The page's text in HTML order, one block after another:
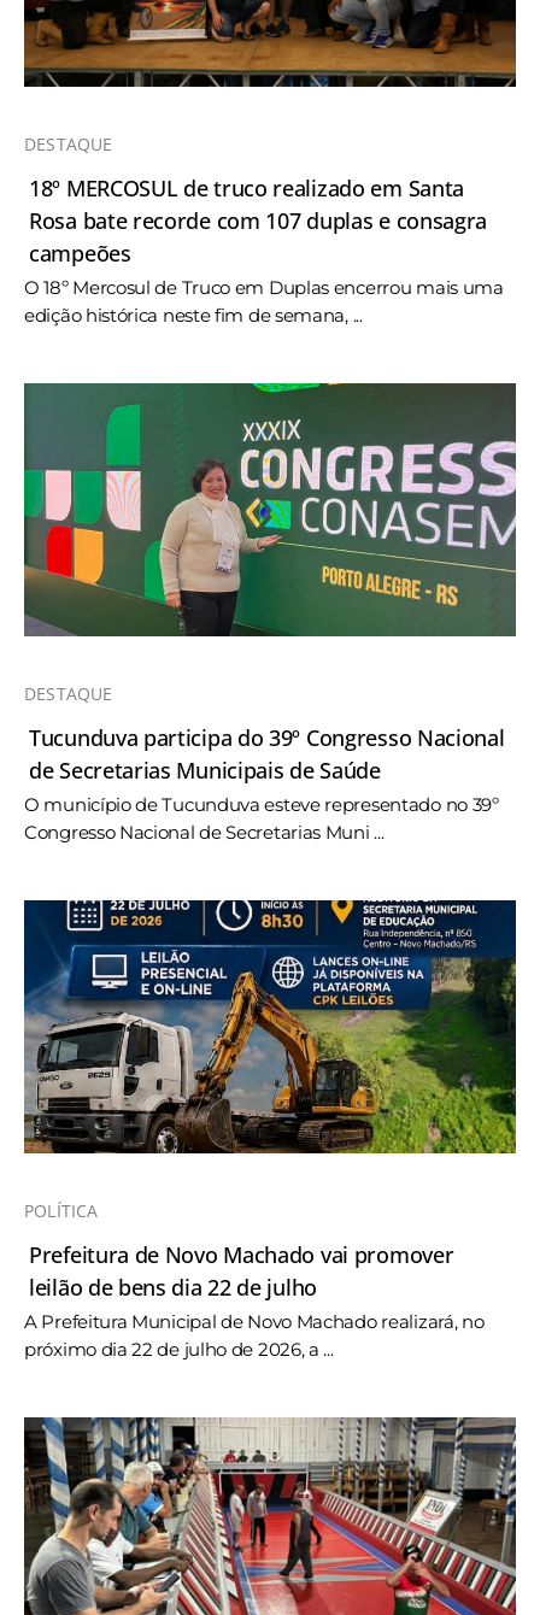
DESTAQUE
18º MERCOSUL de truco realizado em Santa
Rosa bate recorde com 107 duplas e consagra
campeões
O 18º Mercosul de Truco em Duplas encerrou mais uma
edição histórica neste fim de semana, ...
DESTAQUE
Tucunduva participa do 39º Congresso Nacional
de Secretarias Municipais de Saúde
O município de Tucunduva esteve representado no 39º
Congresso Nacional de Secretarias Muni ...
POLÍTICA
Prefeitura de Novo Machado vai promover
leilão de bens dia 22 de julho
A Prefeitura Municipal de Novo Machado realizará, no
próximo dia 22 de julho de 2026, a ...